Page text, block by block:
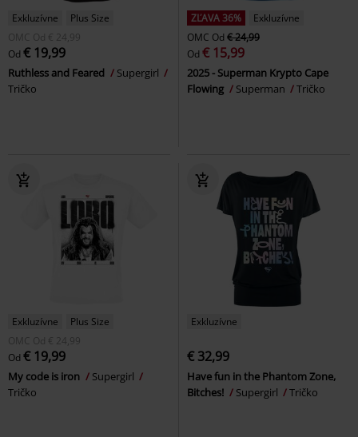
Exkluzívne
Plus Size
OMC Od € 24,99
Od € 19,99
Ruthless and Feared
Supergirl
Tričko
ZĽAVA 36%
Exkluzívne
OMC Od € 24,99
Od € 15,99
2025 - Superman Krypto Cape
Flowing
Superman Tričko
Exkluzívne
Plus Size
OMC Od € 24,99
Od € 19,99
My code is iron
Supergirl
Tričko
Exkluzívne
€ 32,99
Have fun in the Phantom Zone,
Bitches!
Supergirl Tričko